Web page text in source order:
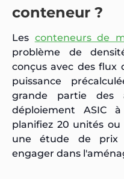
conteneur ?
Les conteneurs de
problème de
conçus avec des flux
puissance
grande partie des
déploiement ASIC
planifiez 20 unités
une étude de prix
engager dans